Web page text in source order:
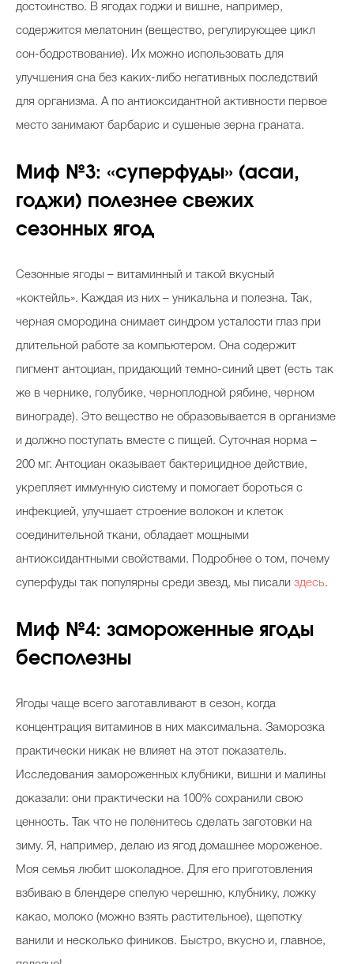
достоинство. В ягодах годжи и вишне, например,
содержится мелатонин (вещество, регулирующее цикл
сон-бодрствование). Их можно использовать для
улучшения сна без каких-либо негативных последствий
для организма. А по антиоксидантной активности первое
место занимают барбарис и сушеные зерна граната.
Миф №3: «суперфуды» (асаи,
годжи) полезнее свежих
сезонных ягод
Сезонные ягоды – витаминный и такой вкусный
«коктейль». Каждая из них – уникальна и полезна. Так,
черная смородина снимает синдром усталости глаз при
длительной работе за компьютером. Она содержит
пигмент антоциан, придающий темно-синий цвет (есть так
же в чернике, голубике, черноплодной рябине, черном
винограде). Это вещество не образовывается в организме
и должно поступать вместе с пищей. Суточная норма –
200 мг. Антоциан оказывает бактерицидное действие,
укрепляет иммунную систему и помогает бороться с
инфекцией, улучшает строение волокон и клеток
соединительной ткани, обладает мощными
антиоксидантными свойствами. Подробнее о том, почему
суперфуды так популярны среди звезд, мы писали здесь.
Миф №4: замороженные ягоды
бесполезны
Ягоды чаще всего заготавливают в сезон, когда
концентрация витаминов в них максимальна. Заморозка
практически никак не влияет на этот показатель.
Исследования замороженных клубники, вишни и малины
доказали: они практически на 100% сохранили свою
ценность. Так что не поленитесь сделать заготовки на
зиму. Я, например, делаю из ягод домашнее мороженое.
Моя семья любит шоколадное. Для его приготовления
взбиваю в блендере спелую черешню, клубнику, ложку
какао, молоко (можно взять растительное), щепотку
ванили и несколько фиников. Быстро, вкусно и, главное,